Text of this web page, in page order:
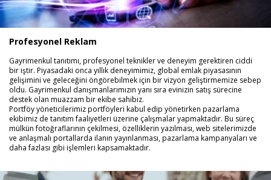
Profesyonel Reklam
Gayrimenkul tanıtımı, profesyonel teknikler ve deneyim gerektiren ciddi
bir iştir. Piyasadaki onca yıllık deneyimimiz, global emlak piyasasının
gelişimini ve geleceğini öngörebilmek için bir vizyon geliştirmemize sebep
oldu. Gayrimenkul danışmanlarımızın yanı sıra evinizin satış sürecine
destek olan muazzam bir ekibe sahibiz.
Portföy yöneticilerimiz portföyleri kabul edip yönetirken pazarlama
ekibimiz de tanıtım faaliyetleri üzerine çalışmalar yapmaktadır. Bu süreç
mülkün fotoğraflarının çekilmesi, özelliklerin yazılması, web sitelerimizde
ve anlaşmalı portallarda ilanın yayınlanması, pazarlama kampanyaları ve
daha fazlası gibi işlemleri kapsamaktadır.